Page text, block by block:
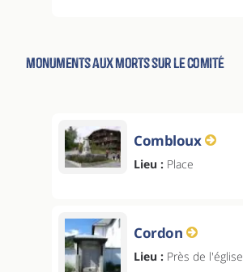
Monuments aux morts sur le comité
Combloux
Lieu : Place
Cordon
Lieu : Près de l'église